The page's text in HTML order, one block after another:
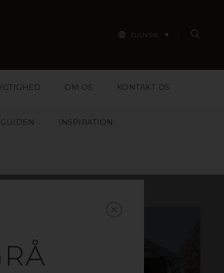
DANSK
OM OS KONTAKT OS
INSPIRATION